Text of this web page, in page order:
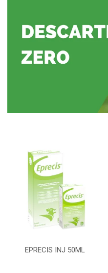
EPRECIS INJ 50ML